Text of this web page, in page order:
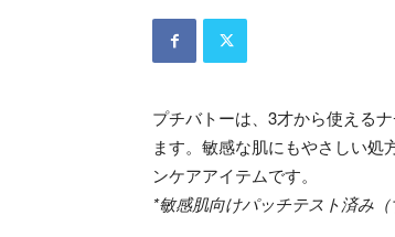
プチバトーは、3才から使える
ます。敏感な肌にもやさしい
ンケアアイテムです。
*敏感肌向けパッチテスト済み